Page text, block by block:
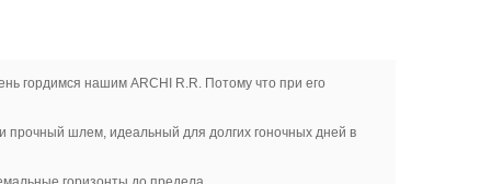
гордимся нашим ARCHI R.R. Потому что при его
прочный шлем, идеальный для долгих гоночных дней в